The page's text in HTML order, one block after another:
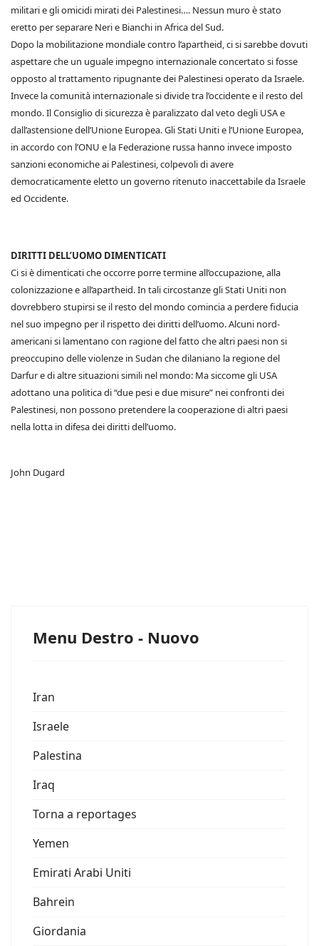
militari e gli omicidi mirati dei Palestinesi…. Nessun muro è stato
eretto per separare Neri e Bianchi in Africa del Sud.
Dopo la mobilitazione mondiale contro l’apartheid, ci si sarebbe dovuti
aspettare che un uguale impegno internazionale concertato si fosse
opposto al trattamento ripugnante dei Palestinesi operato da Israele.
Invece la comunità internazionale si divide tra l’occidente e il resto del
mondo. Il Consiglio di sicurezza è paralizzato dal veto degli USA e
dall’astensione dell’Unione Europea. Gli Stati Uniti e l’Unione Europea,
in accordo con l’ONU e la Federazione russa hanno invece imposto
sanzioni economiche ai Palestinesi, colpevoli di avere
democraticamente eletto un governo ritenuto inaccettabile da Israele
ed Occidente.
DIRITTI DELL’UOMO DIMENTICATI
Ci si è dimenticati che occorre porre termine all’occupazione, alla
colonizzazione e all’apartheid. In tali circostanze gli Stati Uniti non
dovrebbero stupirsi se il resto del mondo comincia a perdere fiducia
nel suo impegno per il rispetto dei diritti dell’uomo. Alcuni nord-
americani si lamentano con ragione del fatto che altri paesi non si
preoccupino delle violenze in Sudan che dilaniano la regione del
Darfur e di altre situazioni simili nel mondo: Ma siccome gli USA
adottano una politica di “due pesi e due misure” nei confronti dei
Palestinesi, non possono pretendere la cooperazione di altri paesi
nella lotta in difesa dei diritti dell’uomo.
John Dugard
Menu Destro - Nuovo
Iran
Israele
Palestina
Iraq
Torna a reportages
Yemen
Emirati Arabi Uniti
Bahrein
Giordania